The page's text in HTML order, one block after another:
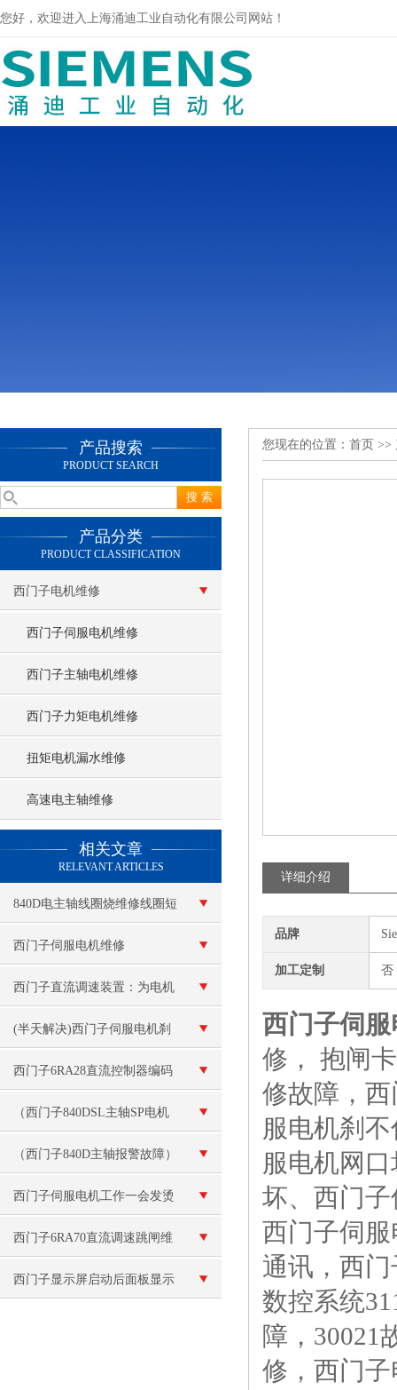
您好，欢迎进入上海涌迪工业自动化有限公司网站！
产品搜索
PRODUCT SEARCH
产品分类
PRODUCT CLASSIFICATION
西门子电机维修
西门子伺服电机维修
西门子主轴电机维修
西门子力矩电机维修
扭矩电机漏水维修
高速电主轴维修
相关文章
RELEVANT ARTICLES
840D电主轴线圈烧维修线圈短
路
西门子伺服电机维修
西门子直流调速装置：为电机
运行提供稳定可靠的调速保障
(半天解决)西门子伺服电机刹
车刹不住
西门子6RA28直流控制器编码
器故障维修 调速器报F11错误
（西门子840DSL主轴SP电机
模块坏）数控十年修复
（西门子840D主轴报警故障）
维修解决
西门子伺服电机工作一会发烫
修理
西门子6RA70直流调速跳闸维
修
西门子显示屏启动后面板显示
您现在的位置： 首页 >>
详细介绍
品牌
加工定制 否
西门子伺
修， 抱闸
修故障，
服电机刹
服电机网
坏、西门
西门子伺服
通讯，西
数控系统
障，30021
修，西门